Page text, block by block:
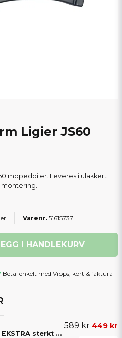
Ligier JS60
mopedbiler. Leveres i ulakkert
montering.
51615737
I HANDLEKURV
Betal enkelt med Vipps, kort & faktura
2-KOMPONENTSLIM EKSTRA sterkt 50ML (4-8 min)
589 kr 449 kr